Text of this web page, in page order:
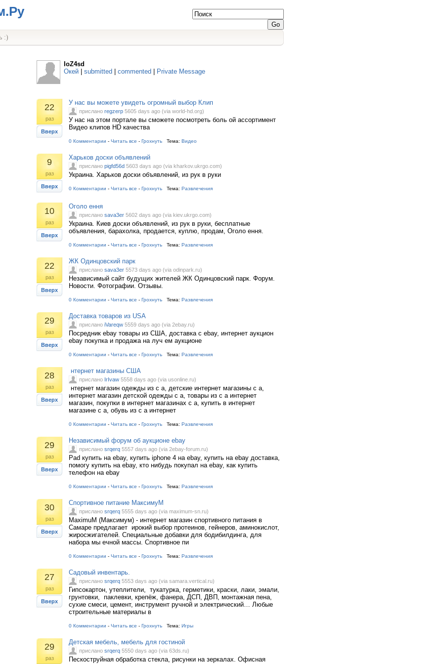
:)
IoZ4sd
Окей
submitted commented Private Message
22
раз
Вверх
У нас вы можете увидеть огромный выбор Клип
прислано regzerp 5605 days ago (via world-hd.org)
У нас на этом портале вы сможете посмотреть боль ой ассортимент
Видео клипов HD качества
0 Комментарии - Читать все - Грохнуть Тема: Видео
9
раз
Вверх
Харьков доски объявлений
прислано pigfd56d 5603 days ago (via kharkov.ukrgo.com)
Украина. Харьков доски объявлений, из рук в руки
0 Комментарии - Читать все - Грохнуть Тема: Развлечения
10
раз
Вверх
Оголо ення
прислано sava3er 5602 days ago (via kiev.ukrgo.com)
Украина. Киев доски объявлений, из рук в руки, бесплатные
объявления, барахолка, продается, куплю, продам, Оголо ення.
0 Комментарии - Читать все - Грохнуть Тема: Развлечения
22
раз
Вверх
ЖК Одинцовский парк
прислано sava3er 5573 days ago (via odinpark.ru)
Независимый сайт будущих жителей ЖК Одинцовский парк. Форум.
Новости. Фотографии. Отзывы.
0 Комментарии - Читать все - Грохнуть Тема: Развлечения
29
раз
Вверх
Доставка товаров из USA
прислано iVareqw 5559 days ago (via 2ebay.ru)
Посредник ebay товары из США, доставка с ebay, интернет аукцион
ebay покупка и продажа на луч ем аукционе
0 Комментарии - Читать все - Грохнуть Тема: Развлечения
28
раз
Вверх
нтернет магазины США
прислано IrIvaw 5558 days ago (via usonline.ru)
нтернет магазин одежды из с а, детские интернет магазины с а,
интернет магазин детской одежды с а, товары из с а интернет
магазин, покупки в интернет магазинах с а, купить в интернет
магазине с а, обувь из с а интернет
0 Комментарии - Читать все - Грохнуть Тема: Развлечения
29
раз
Вверх
Независимый форум об аукционе ebay
прислано srqerq 5557 days ago (via 2ebay-forum.ru)
Pad купить на ebay, купить iphone 4 на ebay, купить на ebay доставка,
помогу купить на ebay, кто нибудь покупал на ebay, как купить
телефон на ebay
0 Комментарии - Читать все - Грохнуть Тема: Развлечения
30
раз
Вверх
Спортивное питание МаксимуМ
прислано srqerq 5555 days ago (via maximum-sn.ru)
MaximuM (Максимум) - интернет магазин спортивного питания в
Самаре предлагает ирокий выбор протеинов, гейнеров, аминокислот,
жиросжигателей. Специальные добавки для бодибилдинга, для
набора мы ечной массы. Спортивное пи
0 Комментарии - Читать все - Грохнуть Тема: Развлечения
27
раз
Вверх
Садовый инвентарь.
прислано srqerq 5553 days ago (via samara.vertical.ru)
Гипсокартон, утеплители, тукатурка, герметики, краски, лаки, эмали,
грунтовки, паклевки, крепёж, фанера, ДСП, ДВП, монтажная пена,
сухие смеси, цемент, инструмент ручной и электрический… Любые
строительные материалы в
0 Комментарии - Читать все - Грохнуть Тема: Игры
29
раз
Детская мебель, мебель для гостиной
прислано srqerq 5550 days ago (via 63ds.ru)
Пескоструйная обработка стекла, рисунки на зеркалах. Офисная